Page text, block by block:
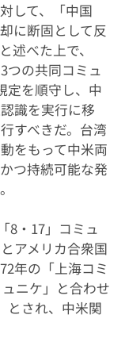
して、「中国
に断固として反
述べた上で、
つの共同コミュ
定を順守し、中
識を実行に移
すべきだ。台湾
をもって中米両
つ持続可能な発
8・17」コミュ
アメリカ合衆国
年の「上海コミ
ニケ」と合わせ
とされ、中米関